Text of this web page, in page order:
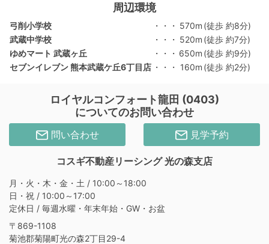
周辺環境
弓削小学校 ・・・ 570m (徒歩 約8分)
武蔵中学校
・・・ 520m (徒歩 約7分)
ゆめマート 武蔵ヶ丘
・・・ 650m (徒歩 約9分)
セブンイレブン 熊本武蔵ケ丘6丁目店 ・・・ 160m (徒歩 約2分)
ロイヤルコンフォート龍田 (0403)
についてのお問い合わせ
問い合わせ 見学予約
コスギ不動産リーシング 光の森支店
月・火・木・金・土 / 10:00～18:00
日・祝 / 10:00～17:00
定休日 / 毎週水曜・年末年始・GW・お盆
〒869-1108
菊池郡菊陽町光の森2丁目29-4